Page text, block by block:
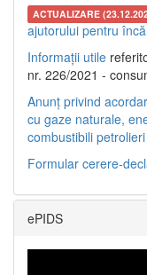
ACTUALIZARE
ajutorului pentru
Informații utile
nr. 226/2021 -
Anunț privind
cu gaze naturale,
combustibili
Formular cerere-
ePIDS